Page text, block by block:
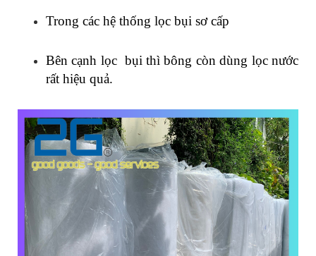
Trong các hệ thống lọc bụi sơ cấp
Bên cạnh lọc bụi thì bông còn dùng lọc nước
rất hiệu quả.